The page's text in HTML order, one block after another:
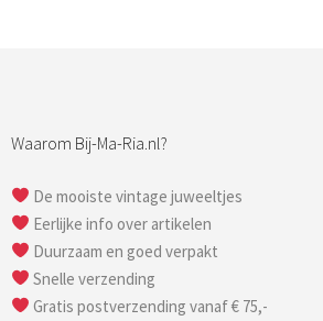
Waarom Bij-Ma-Ria.nl?
De mooiste vintage juweeltjes
Eerlijke info over artikelen
Duurzaam en goed verpakt
Snelle verzending
Gratis postverzending vanaf € 75,-